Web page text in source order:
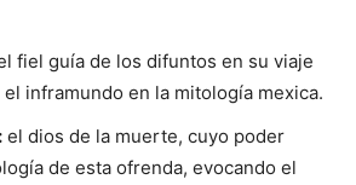
fiel guía de los difuntos en su viaje
inframundo en la mitología mexica.
el dios de la muerte, cuyo poder
de esta ofrenda, evocando el